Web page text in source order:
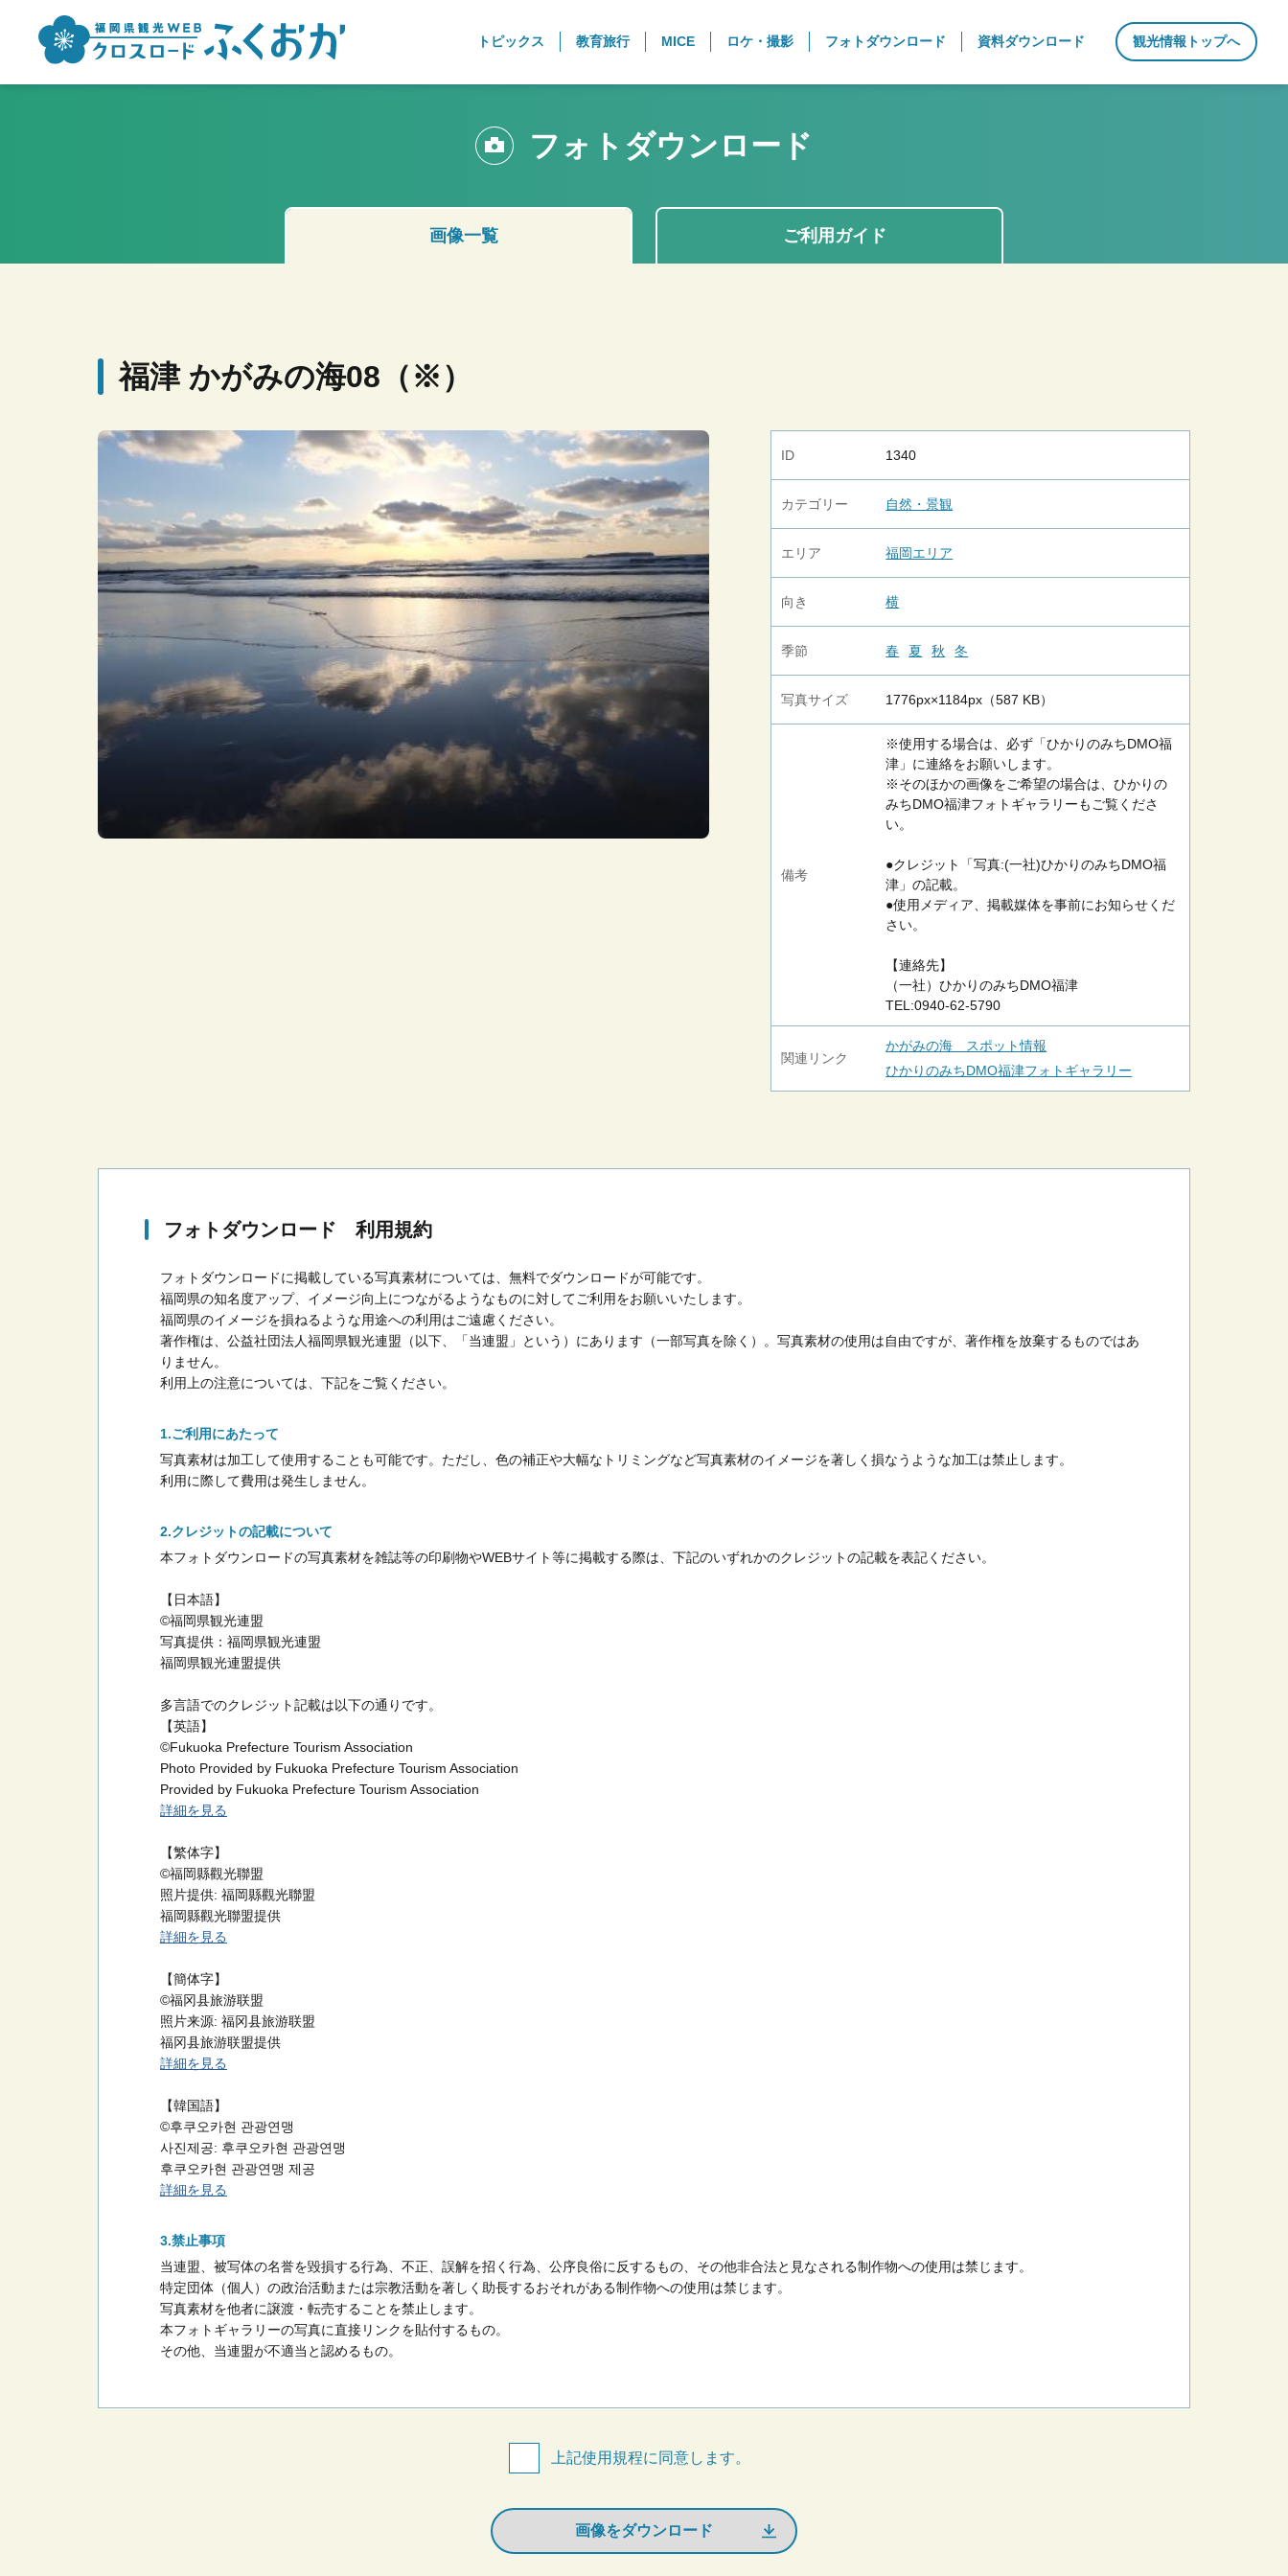
トピックス 教育旅行 MICE ロケ・撮影 フォトダウンロード 資料ダウンロード 観光情報トップへ
フォトダウンロード
画像一覧 ご利用ガイド
福津 かがみの海08（※）
ID 1340
カテゴリー 自然・景観
エリア 福岡エリア
向き 横
季節 春 夏 秋 冬
写真サイズ 1776px×1184px（587 KB）
備考
※使用する場合は、必ず「ひかりのみちDMO福
津」に連絡をお願いします。
※そのほかの画像をご希望の場合は、ひかりの
みちDMO福津フォトギャラリーもご覧くださ
い。
●クレジット「写真:(一社)ひかりのみちDMO福
津」の記載。
●使用メディア、掲載媒体を事前にお知らせくだ
さい。
【連絡先】
（一社）ひかりのみちDMO福津
TEL:0940-62-5790
関連リンク
かがみの海 スポット情報
ひかりのみちDMO福津フォトギャラリー
フォトダウンロード 利用規約
フォトダウンロードに掲載している写真素材については、無料でダウンロードが可能です。
福岡県の知名度アップ、イメージ向上につながるようなものに対してご利用をお願いいたします。
福岡県のイメージを損ねるような用途への利用はご遠慮ください。
著作権は、公益社団法人福岡県観光連盟（以下、「当連盟」という）にあります（一部写真を除く）。写真素材の使用は自由ですが、著作権を放棄するものではあ
りません。
利用上の注意については、下記をご覧ください。
ご利用にあたって
写真素材は加工して使用することも可能です。ただし、色の補正や大幅なトリミングなど写真素材のイメージを著しく損なうような加工は禁止します。
利用に際して費用は発生しません。
クレジットの記載について
本フォトダウンロードの写真素材を雑誌等の印刷物やWEBサイト等に掲載する際は、下記のいずれかのクレジットの記載を表記ください。
【日本語】
©福岡県観光連盟
写真提供：福岡県観光連盟
福岡県観光連盟提供
多言語でのクレジット記載は以下の通りです。
【英語】
©Fukuoka Prefecture Tourism Association
Photo Provided by Fukuoka Prefecture Tourism Association
Provided by Fukuoka Prefecture Tourism Association
詳細を見る
【繁体字】
©福岡縣觀光聯盟
照片提供: 福岡縣觀光聯盟
福岡縣觀光聯盟提供
詳細を見る
【簡体字】
©福冈县旅游联盟
照片来源: 福冈县旅游联盟
福冈县旅游联盟提供
詳細を見る
【韓国語】
©후쿠오카현 관광연맹
사진제공: 후쿠오카현 관광연맹
후쿠오카현 관광연맹 제공
詳細を見る
禁止事項
当連盟、被写体の名誉を毀損する行為、不正、誤解を招く行為、公序良俗に反するもの、その他非合法と見なされる制作物への使用は禁じます。
特定団体（個人）の政治活動または宗教活動を著しく助長するおそれがある制作物への使用は禁じます。
写真素材を他者に譲渡・転売することを禁止します。
本フォトギャラリーの写真に直接リンクを貼付するもの。
その他、当連盟が不適当と認めるもの。
上記使用規程に同意します。
画像をダウンロード